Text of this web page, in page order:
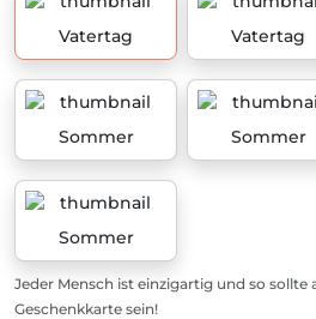
Vatertag Vatertag
Sommer Sommer
Sommer
Jeder Mensch ist einzigartig und so sollte
Geschenkkarte sein!